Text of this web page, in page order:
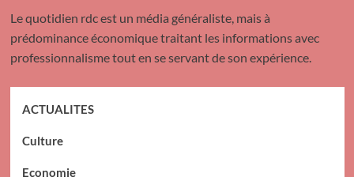
Le quotidien rdc est un média généraliste, mais à
prédominance économique traitant les informations avec
professionnalisme tout en se servant de son expérience.
ACTUALITES
Culture
Economie